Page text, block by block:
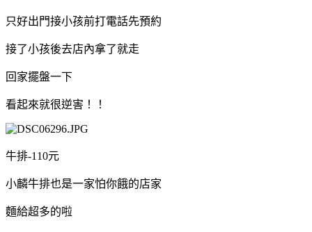
只好出門接小孩前打電話先預約
接了小孩後去店內拿了就走
回家擺盤一下
看起來就很逆害！！
牛排-110元
小麟牛排也是一家怕你餓的店家
麵給超多的啦